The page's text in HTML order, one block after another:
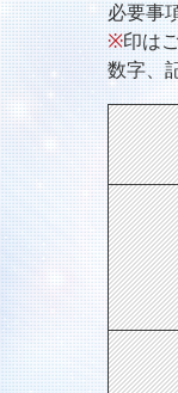
必要事
※印は
数字、